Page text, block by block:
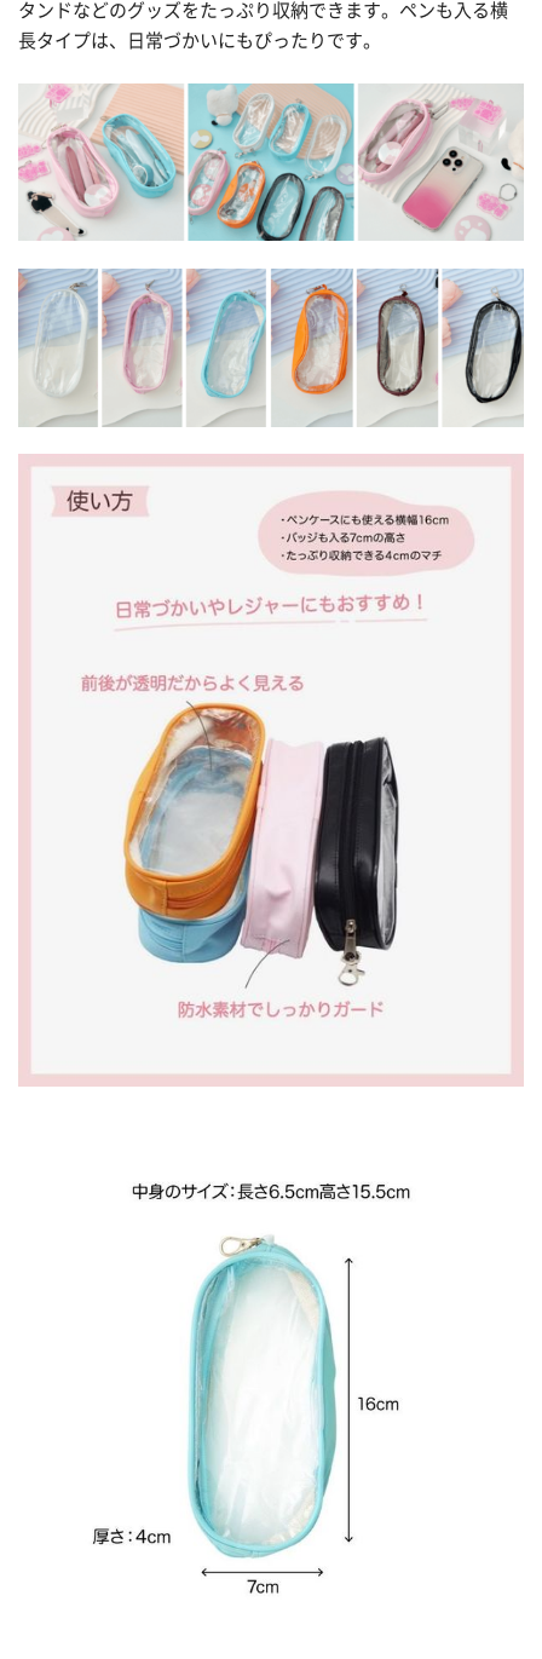
タンドなどのグッズをたっぷり収納できます。ペンも入る横
長タイプは、日常づかいにもぴったりです。